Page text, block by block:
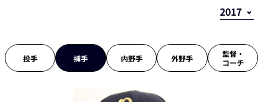
投手 捕手 内野手 外野手
監督・
コーチ